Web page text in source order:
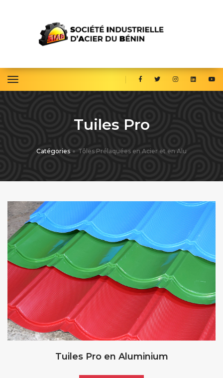
toggle navigation
Tuiles Pro
Catégories Tôles Prélaquées en Acier et en Alu
Tuiles Pro en Aluminium